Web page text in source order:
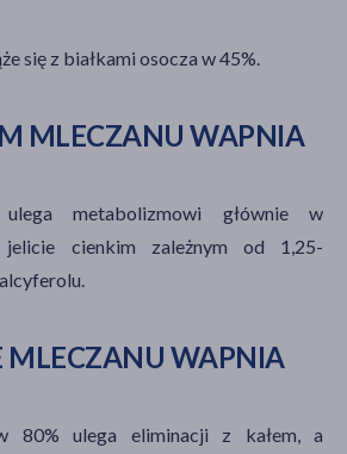
się z białkami osocza w 45%.
MLECZANU WAPNIA
metabolizmowi głównie w
jelicie cienkim zależnym od 1,25-
MLECZANU WAPNIA
80% ulega eliminacji z kałem, a